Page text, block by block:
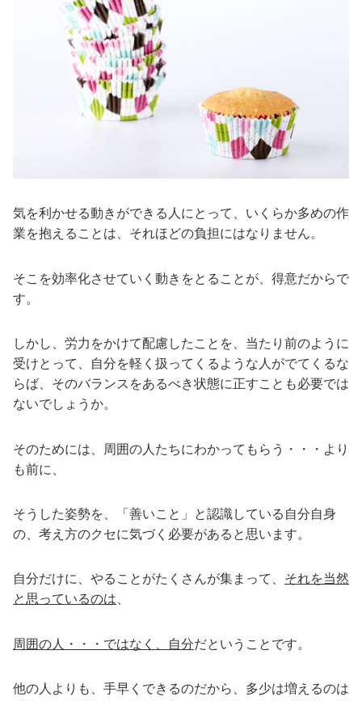
気を利かせる動きができる人にとって、いくらか多めの作
業を抱えることは、それほどの負担にはなりません。
そこを効率化させていく動きをとることが、得意だからで
す。
しかし、労力をかけて配慮したことを、当たり前のように
受けとって、自分を軽く扱ってくるような人がでてくるな
らば、そのバランスをあるべき状態に正すことも必要では
ないでしょうか。
そのためには、周囲の人たちにわかってもらう・・・より
も前に、
そうした姿勢を、「善いこと」と認識している自分自身
の、考え方のクセに気づく必要があると思います。
自分だけに、やることがたくさんが集まって、 それを当然
と思っているのは
周囲の人・・・ではなく、自分だということです。
他の人よりも、手早くできるのだから、多少は増えるのは